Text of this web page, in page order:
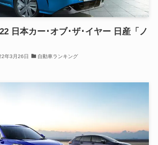
日本カー･オブ･ザ･イヤー 日産「ノ
年3月26日 自動車ランキング